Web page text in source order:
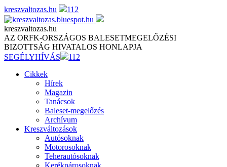
Skip
to
content
kreszvaltozas.hu 112
kreszvaltozas.hu
AZ ORFK-ORSZÁGOS BALESETMEGELŐZÉSI
BIZOTTSÁG HIVATALOS HONLAPJA
SEGÉLYHÍVÁS
112
Cikkek
Hírek
Magazin
Tanácsok
Baleset-megelőzés
Archívum
Kreszváltozások
Autósoknak
Motorosoknak
Teherautósoknak
Kerékpárosoknak